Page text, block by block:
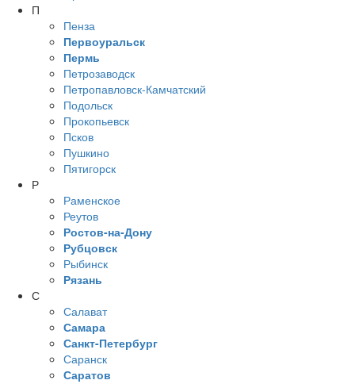
П
Пенза
Первоуральск
Пермь
Петрозаводск
Петропавловск-Камчатский
Подольск
Прокопьевск
Псков
Пушкино
Пятигорск
Р
Раменское
Реутов
Ростов-на-Дону
Рубцовск
Рыбинск
Рязань
С
Салават
Самара
Санкт-Петербург
Саранск
Саратов